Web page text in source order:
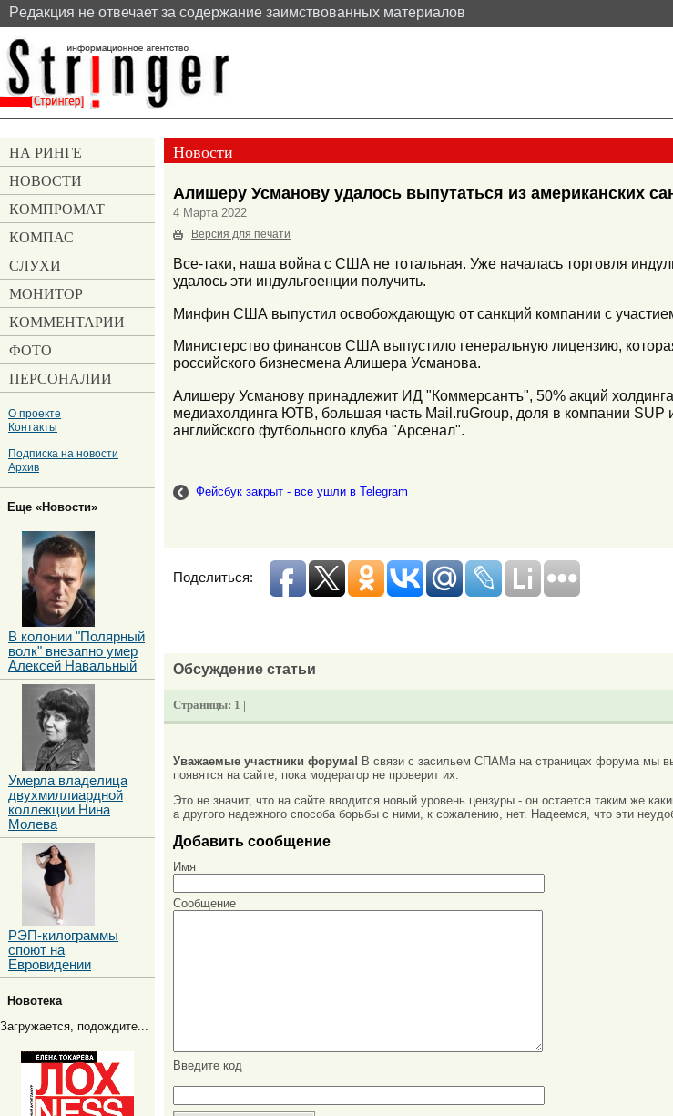
Pедакция не отвечает за содержание заимствованных материалов
Новости
Алишеру Усманову удалось выпутаться из американских
4 Марта 2022
Версия для печати
Все-таки, наша война с США не тотальная. Уже началась торговля
удалось эти индульгоенции получить.
Минфин CША выпустил освобождающую от санкций компании с
Министерство финансов США выпустило генеральную лицензию,
российского бизнесмена Алишера Усманова.
Алишеру Усманову принадлежит ИД "Коммерсантъ", 50% акций
медиахолдинга ЮТВ, большая часть Mail.ruGroup, доля в компании SUP
английского футбольного клуба "Арсенал".
Фейсбук закрыт - все ушли в Telegram
Поделиться:
Обсуждение статьи
Страницы: 1 |
Уважаемые участники форума! В связи с засильем СПАМа на страницах форума мы
появятся на сайте, пока модератор не проверит их.
Это не значит, что на сайте вводится новый уровень цензуры - он остается таким же
а другого надежного способа борьбы с ними, к сожалению, нет. Надеемся, что эти
Добавить сообщение
Имя
Сообщение
Введите код
НА РИНГЕ
НОВОСТИ
КОМПРОМАТ
КОМПАС
СЛУХИ
МОНИТОР
КОММЕНТАРИИ
ФОТО
ПЕРСОНАЛИИ
О проекте
Контакты
Подписка на новости
Архив
Еще «Новости»
В колонии "Полярный
волк" внезапно умер
Алексей Навальный
Умерла владелица
двухмиллиардной
коллекции Нина
Молева
РЭП-килограммы
споют на
Евровидении
Новотека
Загружается, подождите...